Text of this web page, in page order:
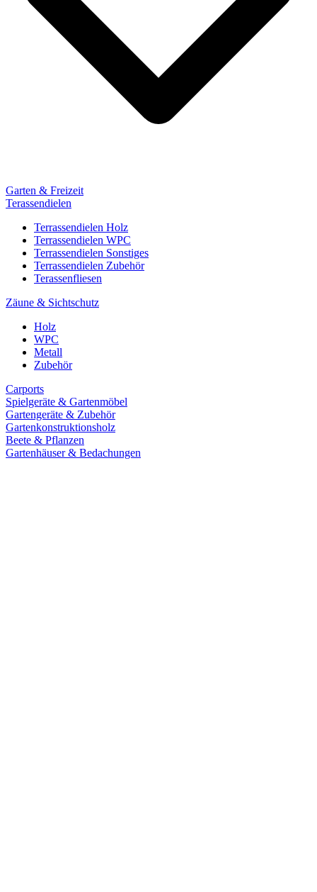
Garten & Freizeit
Terassendielen
Terrassendielen Holz
Terrassendielen WPC
Terrassendielen Sonstiges
Terrassendielen Zubehör
Terassenfliesen
Zäune & Sichtschutz
Holz
WPC
Metall
Zubehör
Carports
Spielgeräte & Gartenmöbel
Gartengeräte & Zubehör
Gartenkonstruktionsholz
Beete & Pflanzen
Gartenhäuser & Bedachungen